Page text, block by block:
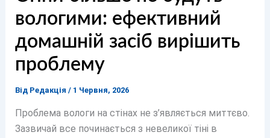
вологими: ефективний
домашній засіб вирішить
проблему
Від Редакція / 1 Червня, 2026
Проблема вологи на стінах не з’являється миттєво.
Зазвичай все починається з невеликої тіні в